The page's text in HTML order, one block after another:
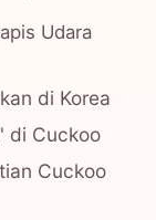
Udara
di Korea
di Cuckoo
Cuckoo